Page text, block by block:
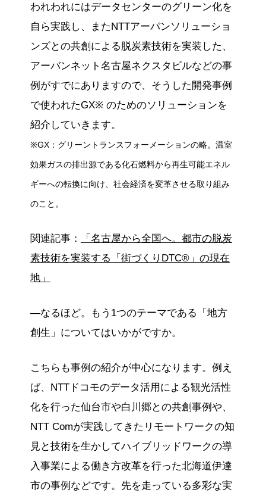
われわれにはデータセンターのグリーン化を
自ら実践し、またNTTアーバンソリューショ
ンズとの共創による脱炭素技術を実装した、
アーバンネット名古屋ネクスタビルなどの事
例がすでにありますので、そうした開発事例
で使われたGX※ のためのソリューションを
紹介していきます。
※GX：グリーントランスフォーメーションの略。温室
効果ガスの排出源である化石燃料から再生可能エネル
ギーへの転換に向け、社会経済を変革させる取り組み
のこと。
関連記事：
「名古屋から全国へ。都市の脱炭
素技術を実装する「街づくりDTC®」の現在
地」
―なるほど。もう1つのテーマである「地方
創生」についてはいかがですか。
こちらも事例の紹介が中心になります。例え
ば、NTTドコモのデータ活用による観光活性
化を行った仙台市や白川郷との共創事例や、
NTT Comが実践してきたリモートワークの知
見と技術を生かしてハイブリッドワークの導
入事業による働き方改革を行った北海道伊達
市の事例などです。先を走っている多彩な実